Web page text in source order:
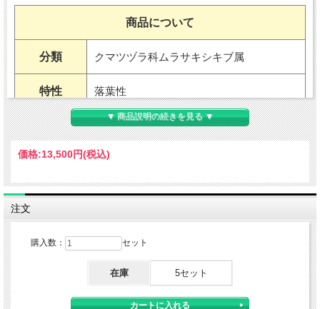
商品について
分類 クマツヅラ科ムラサキシキブ属
特性 落葉性
用途 地植え・鉢植え（室内不可）
耐暑性 強い
耐寒性 強い
2～3mくらい（環境による）
▼ 商品説明の続きを見る ▼
価格:13,500円(税込)
注文
購入数： セット
在庫 5セット